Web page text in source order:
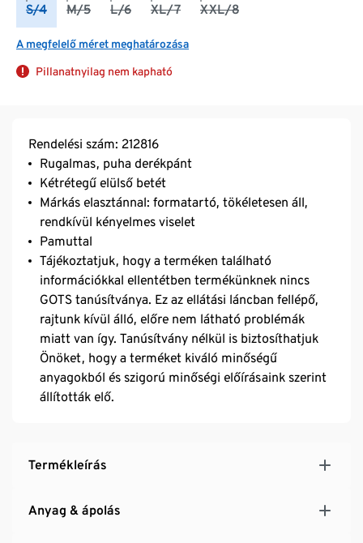
S/4 M/5 L/6 XL/7 XXL/8
A megfelelő méret meghatározása
Pillanatnyilag nem kapható
Rendelési szám: 212816
Rugalmas, puha derékpánt
Kétrétegű elülső betét
Márkás elasztánnal: formatartó, tökéletesen áll,
rendkívül kényelmes viselet
Pamuttal
Tájékoztatjuk, hogy a terméken található
információkkal ellentétben termékünknek nincs
GOTS tanúsítványa. Ez az ellátási láncban fellépő,
rajtunk kívül álló, előre nem látható problémák
miatt van így. Tanúsítvány nélkül is biztosíthatjuk
Önöket, hogy a terméket kiváló minőségű
anyagokból és szigorú minőségi előírásaink szerint
állították elő.
Termékleírás
Anyag & ápolás